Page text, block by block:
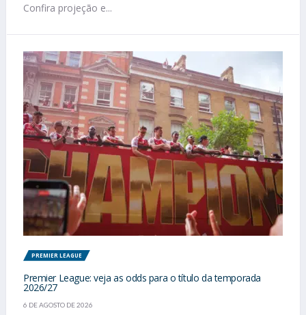
Confira projeção e...
PREMIER LEAGUE
Premier League: veja as odds para o título da temporada
2026/27
6 DE AGOSTO DE 2026